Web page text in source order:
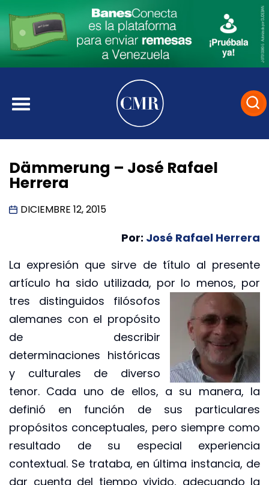
Dämmerung – José Rafael
Herrera
DICIEMBRE 12, 2015
Por: José Rafael Herrera
La expresión que sirve de título al presente
artículo ha sido utilizada, por lo menos, por
tres distinguidos filósofos
alemanes con el propósito
de describir
determinaciones históricas
y culturales de diverso
tenor. Cada uno de ellos, a su manera, la
definió en función de sus particulares
propósitos conceptuales, pero siempre como
resultado de su especial experiencia
contextual. Se trataba, en última instancia, de
dar cuenta del tiempo vivido, adecuando la